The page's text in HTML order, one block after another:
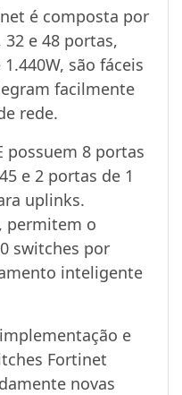
é composta por
32 e 48 portas,
são fáceis
facilmente
rede.
possuem 8 portas
e 2 portas de 1
uplinks.
permitem o
switches por
inteligente
e
Fortinet
novas